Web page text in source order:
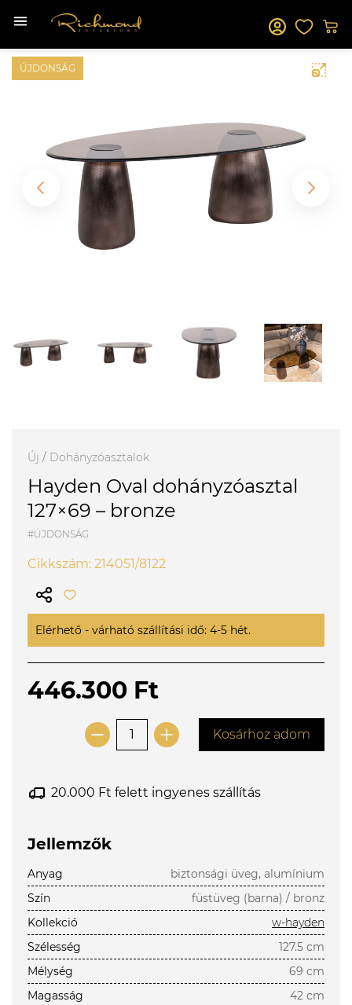
ÚJDONSÁG
Új / Dohányzóasztalok
Hayden Oval dohányzóasztal
127×69 – bronze
#ÚJDONSÁG
Cikkszám: 214051/8122
Elérhető - várható szállítási idő: 4-5 hét.
446.300 Ft
Kosárhoz adom
20.000 Ft felett ingyenes szállítás
Jellemzők
Anyag
biztonsági üveg, alumínium
Szín
füstüveg (barna) / bronz
Kollekció
w-hayden
Szélesség
127.5 cm
Mélység
69 cm
Magasság
42 cm